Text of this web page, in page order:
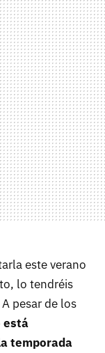
este verano
lo tendréis
pesar de los
está
temporada